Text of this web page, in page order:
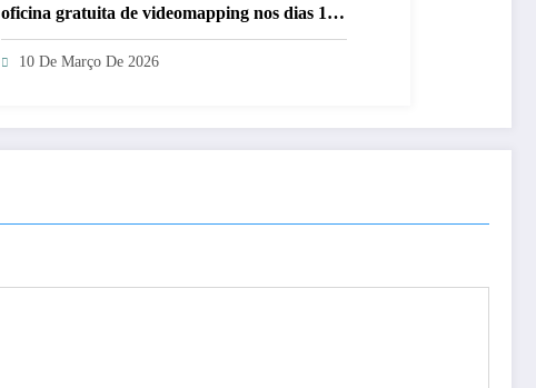
oficina gratuita de videomapping nos dias 18
e 19 de março
10 De Março De 2026